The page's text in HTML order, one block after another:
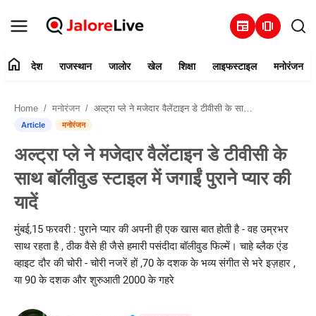
newspaper amp_stories
संपर्क करें
देश
राजस्थान
जालोर
खेल
home देश राजस्थान जालोर खेल शिक्षा लाइफस्टाइल मनोरंजन
Home मनोरंजन अल्ट्रा प्ले ने मजेदार वैलेंटाइन डे टीवीसी के साथ बॉलीवुड स्टाइल में जगाईं पुराने प्यार की यादें
Article मनोरंजन
अल्ट्रा प्ले ने मजेदार वैलेंटाइन डे टीवीसी के
साथ बॉलीवुड स्टाइल में जगाईं पुराने प्यार की
यादें
मुंबई,15 फरवरी : पुराने प्यार की अपनी ही एक खास बात होती है - वह उम्रभर
साथ रहता है , ठीक वैसे ही जैसे हमारी पसंदीदा बॉलीवुड फिल्में। चाहे ब्लैक एंड
व्हाइट दौर की चोरी - चोरी नजरें हों ,70 के दशक के भव्य संगीत से भरे इज़हार ,
या 90 के दशक और शुरुआती 2000 के गहरे